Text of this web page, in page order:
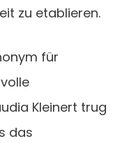
zu etablieren.
für
Kleinert trug
das